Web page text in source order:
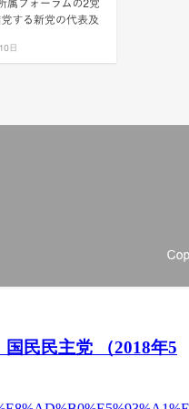
民民主党 （2018年5